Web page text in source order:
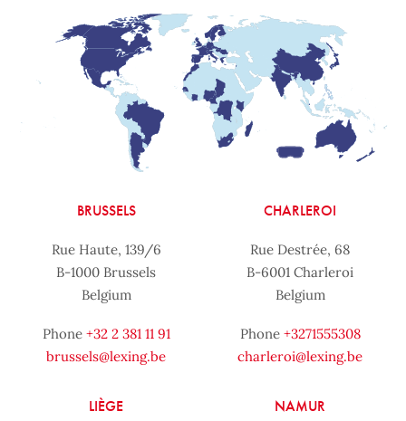
BRUSSELS
Rue Haute, 139/6
B-1000 Brussels
Belgium
Phone +32 2 381 11 91
brussels@lexing.be
CHARLEROI
Rue Destrée, 68
B-6001 Charleroi
Belgium
Phone +3271555308
charleroi@lexing.be
LIÈGE NAMUR